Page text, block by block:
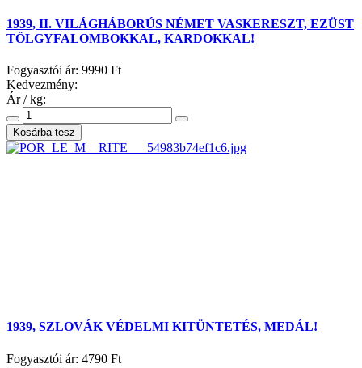
1939, II. VILÁGHÁBORÚS NÉMET VASKERESZT, EZÜST
TÖLGYFALOMBOKKAL, KARDOKKAL!
Fogyasztói ár: 9990 Ft
Kedvezmény:
Ár / kg:
1939, SZLOVÁK VÉDELMI KITÜNTETÉS, MEDÁL!
Fogyasztói ár: 4790 Ft